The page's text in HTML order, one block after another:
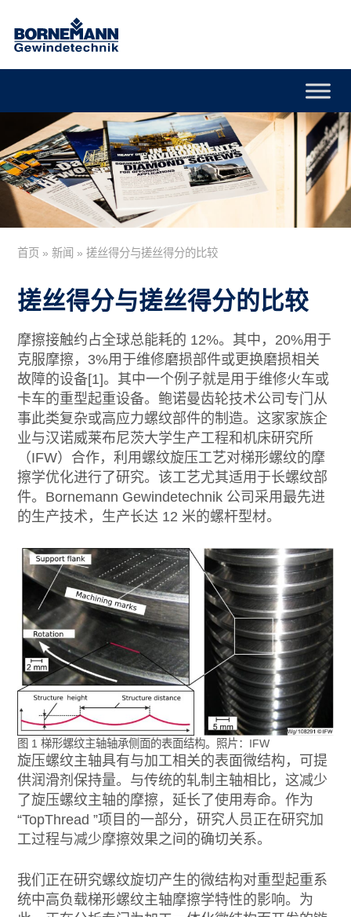
首页 »新闻 »搓丝得分与搓丝得分的比较
搓丝得分与搓丝得分的比较
摩擦接触约占全球总能耗的 12%。其中，20%用于
克服摩擦，3%用于维修磨损部件或更换磨损相关
故障的设备[1]。其中一个例子就是用于维修火车或
卡车的重型起重设备。鲍诺曼齿轮技术公司专门从
事此类复杂或高应力螺纹部件的制造。这家家族企
业与汉诺威莱布尼茨大学生产工程和机床研究所
（IFW）合作，利用螺纹旋压工艺对梯形螺纹的摩
擦学优化进行了研究。该工艺尤其适用于长螺纹部
件。Bornemann Gewindetechnik 公司采用最先进
的生产技术，生产长达 12 米的螺杆型材。
图 1 梯形螺纹主轴轴承侧面的表面结构。照片：IFW
旋压螺纹主轴具有与加工相关的表面微结构，可提
供润滑剂保持量。与传统的轧制主轴相比，这减少
了旋压螺纹主轴的摩擦，延长了使用寿命。作为
“TopThread ”项目的一部分，研究人员正在研究加
工过程与减少摩擦效果之间的确切关系。
我们正在研究螺纹旋切产生的微结构对重型起重系
统中高负载梯形螺纹主轴摩擦学特性的影响。为